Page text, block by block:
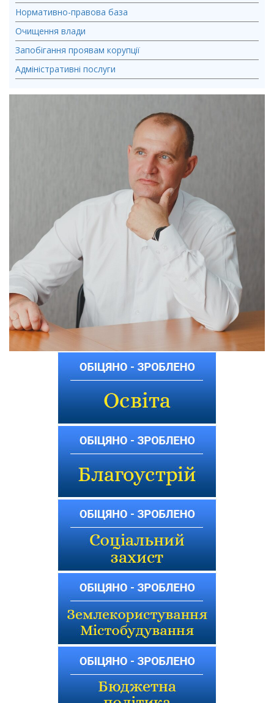
Нормативно-правова база
Очищення влади
Запобігання проявам корупції
Адміністративні послуги